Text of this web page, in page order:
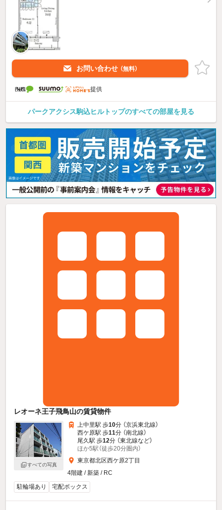
お問い合わせ （無料）
提供
パークアクシス駒込ヒルトップのすべての部屋を見る
レオーネ王子飛鳥山の賃貸物件
すべての写真
上中里駅 歩10分 （京浜東北線）
西ケ原駅 歩11分 （南北線）
尾久駅 歩12分 （東北線など）
ほか5駅（徒歩20分圏内）
東京都北区西ケ原2丁目
4階建 / 新築 / RC
駐輪場あり
宅配ボックス